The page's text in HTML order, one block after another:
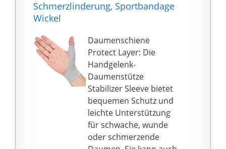
Sie sich von
Aktivitäte
Daumensattelbandage
Allttag, beim Sport,
Fitness, Aerobic,
Basketball, Fußball,
Handball, Volleyball,
Laufen, Joggen, Ski
Fahren, Walking,
Tanzen, uvm.
➡️ KOMFORT: Formbare
Außenhaut für
optimalen Sitzt
Schmerzlinderung, Sportbandage
Wickel
Daumenschiene
Protect Layer: Die
Handgelenk-
Daumenstütze
Stabilizer Sleeve bietet
bequemen Schutz und
leichte Unterstützung
für schwache, wunde
oder schmerzende